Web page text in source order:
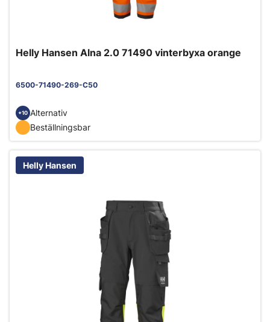
Helly Hansen Alna 2.0 71490 vinterbyxa orange
6500-71490-269-C50
+10 Alternativ
Beställningsbar
Helly Hansen